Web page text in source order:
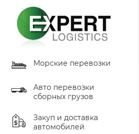
Морские перевозки
Авто перевозки
сборных грузов
Закуп и доставка
автомобилей